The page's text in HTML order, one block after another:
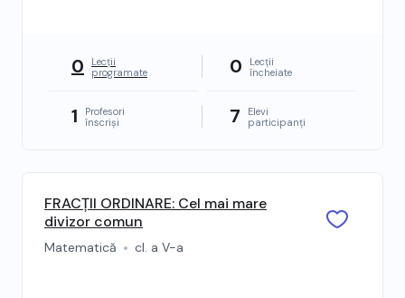
0
Lecții
programate
0
Lecții
încheiate
1
Profesori
înscriși
7
Elevi
participanți
FRACȚII ORDINARE: Cel mai mare
divizor comun
Matematică cl. a V-a